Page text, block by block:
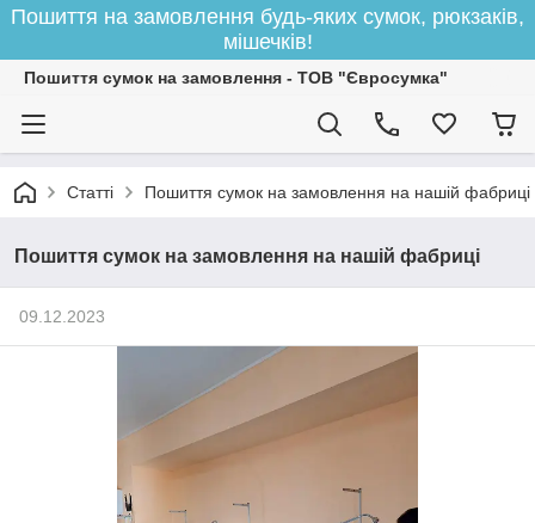
Пошиття на замовлення будь-яких сумок, рюкзаків,
мішечків!
Пошиття сумок на замовлення - ТОВ "Євросумка"
Статті Пошиття сумок на замовлення на нашій фабриці
Пошиття сумок на замовлення на нашій фабриці
09.12.2023